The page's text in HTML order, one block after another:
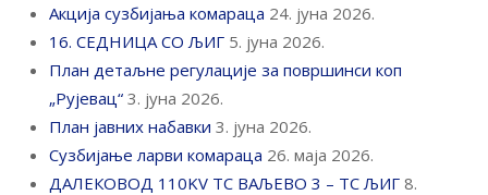
Акција сузбијања комараца 24. јуна 2026.
16. СЕДНИЦА СО ЉИГ 5. јуна 2026.
План детаљне регулације за површинси коп
„Рујевац“ 3. јуна 2026.
План јавних набавки 3. јуна 2026.
Сузбијање ларви комараца 26. маја 2026.
ДАЛЕКОВОД 110KV ТС ВАЉЕВО 3 – ТС ЉИГ 8.